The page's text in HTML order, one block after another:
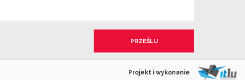
Projekt i wykonanie